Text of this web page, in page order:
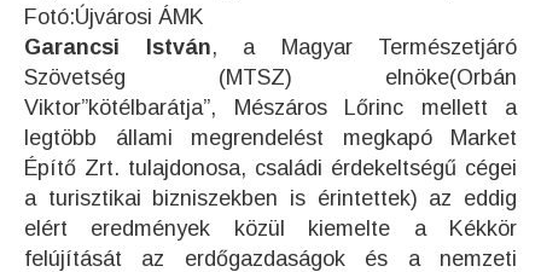
Fotó:Újvárosi ÁMK
Garancsi István, a Magyar Természetjáró
Szövetség (MTSZ) elnöke(Orbán
Viktor”kötélbarátja”, Mészáros Lőrinc mellett a
legtöbb állami megrendelést megkapó Market
Építő Zrt. tulajdonosa, családi érdekeltségű cégei
a turisztikai bizniszekben is érintettek) az eddig
elért eredmények közül kiemelte a Kékkör
felújítását az erdőgazdaságok és a nemzeti